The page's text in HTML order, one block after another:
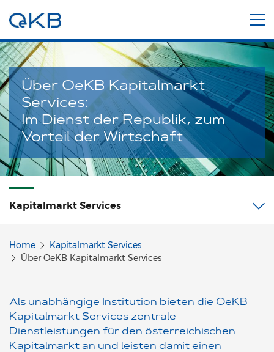
Über OeKB Kapitalmarkt
Services:
Im Dienst der Republik, zum
Vorteil der Wirtschaft
Kapitalmarkt Services
Home
Kapitalmarkt Services
Über OeKB Kapitalmarkt Services
Als unabhängige Institution bieten die OeKB
Kapitalmarkt Services zentrale
Dienstleistungen für den österreichischen
Kapitalmarkt an und leisten damit einen